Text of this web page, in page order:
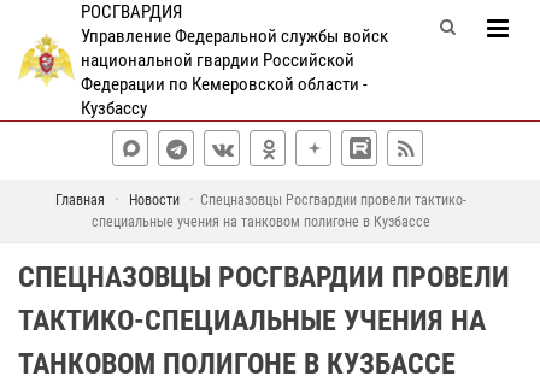
РОСГВАРДИЯ
Управление Федеральной службы войск
национальной гвардии Российской
Федерации по Кемеровской области -
Кузбассу
Главная Новости
Спецназовцы Росгвардии провели тактико-
специальные учения на танковом полигоне в Кузбассе
СПЕЦНАЗОВЦЫ РОСГВАРДИИ ПРОВЕЛИ
ТАКТИКО-СПЕЦИАЛЬНЫЕ УЧЕНИЯ НА
ТАНКОВОМ ПОЛИГОНЕ В КУЗБАССЕ